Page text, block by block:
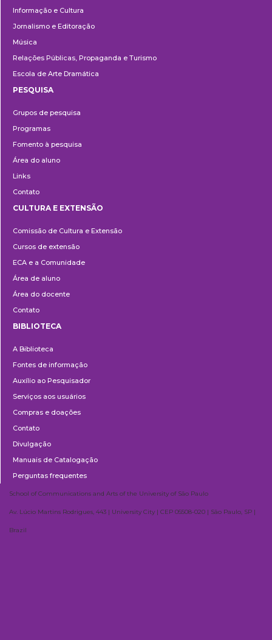
Informação e Cultura
Jornalismo e Editoração
Música
Relações Públicas, Propaganda e Turismo
Escola de Arte Dramática
PESQUISA
Grupos de pesquisa
Programas
Fomento à pesquisa
Área do aluno
Links
Contato
e
Extensão
CULTURA E EXTENSÃO
Comissão de Cultura e Extensão
Cursos de extensão
ECA e a Comunidade
Área de aluno
Área do docente
Contato
BIBLIOTECA
A Biblioteca
Fontes de informação
Auxílio ao Pesquisador
Serviços aos usuários
Compras e doações
Contato
Divulgação
Manuais de Catalogação
Perguntas frequentes
School of Communications and Arts of the University of São Paulo
Av. Lúcio Martins Rodrigues, 443 | University City | CEP 05508-020 | São Paulo, SP |
Brazil